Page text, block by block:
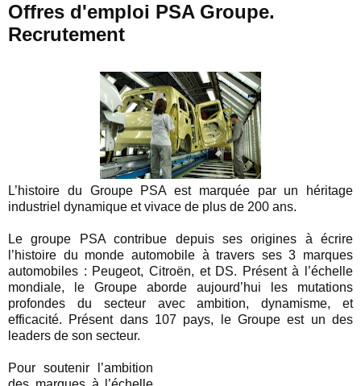
Offres d'emploi PSA Groupe.
Recrutement
L’histoire du Groupe PSA est marquée par un héritage
industriel dynamique et vivace de plus de 200 ans.
Le groupe PSA contribue depuis ses origines à écrire
l’histoire du monde automobile à travers ses 3 marques
automobiles : Peugeot, Citroën, et DS. Présent à l’échelle
mondiale, le Groupe aborde aujourd’hui les mutations
profondes du secteur avec ambition, dynamisme, et
efficacité. Présent dans 107 pays, le Groupe est un des
leaders de son secteur.
Pour soutenir l’ambition